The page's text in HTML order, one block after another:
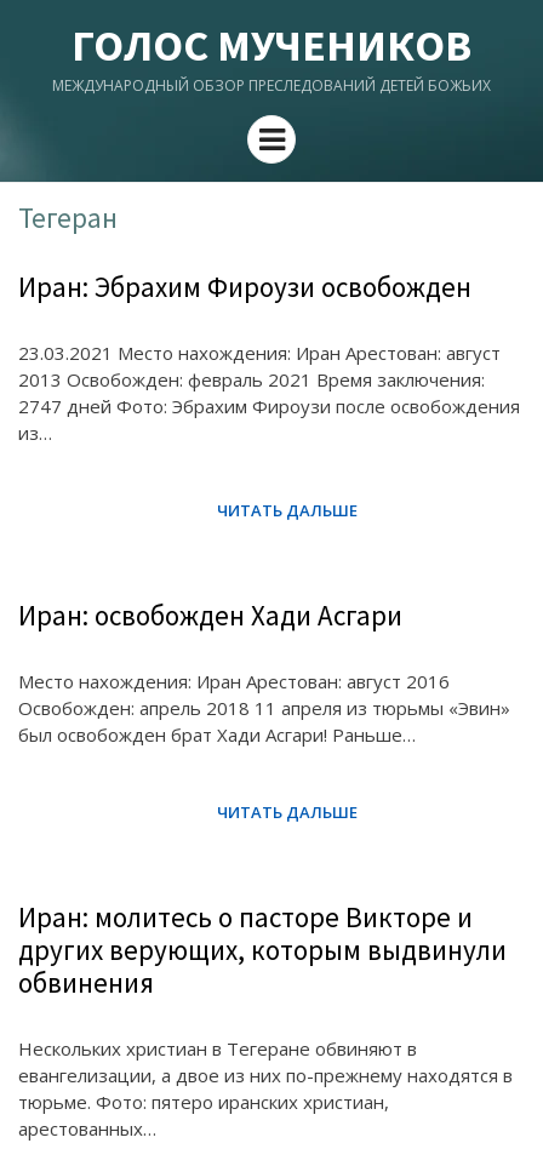
ГОЛОС МУЧЕНИКОВ
МЕЖДУНАРОДНЫЙ ОБЗОР ПРЕСЛЕДОВАНИЙ ДЕТЕЙ БОЖЬИХ
Menu
Тегеран
Иран: Эбрахим Фироузи освобожден
23.03.2021 Место нахождения: Иран Арестован: август
2013 Освобожден: февраль 2021 Время заключения:
2747 дней Фото: Эбрахим Фироузи после освобождения
из…
Иран: освобожден Хади Асгари
Место нахождения: Иран Арестован: август 2016
Освобожден: апрель 2018 11 апреля из тюрьмы «Эвин»
был освобожден брат Хади Асгари! Раньше…
Иран: молитесь о пасторе Викторе и
других верующих, которым выдвинули
обвинения
Нескольких христиан в Тегеране обвиняют в
евангелизации, а двое из них по-прежнему находятся в
тюрьме. Фото: пятеро иранских христиан,
арестованных…